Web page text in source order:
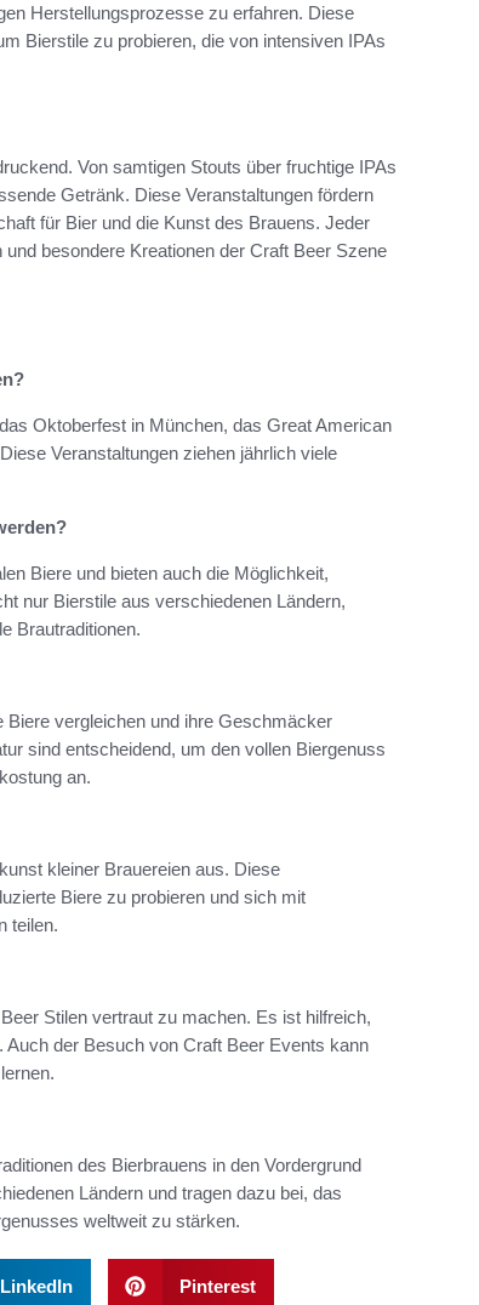
Herstellungsprozesse zu erfahren. Diese
Bierstile zu probieren, die von intensiven IPAs
Von samtigen Stouts über fruchtige IPAs
Getränk. Diese Veranstaltungen fördern
für Bier und die Kunst des Brauens. Jeder
besondere Kreationen der Craft Beer Szene
Oktoberfest in München, das Great American
Veranstaltungen ziehen jährlich viele
Biere und bieten auch die Möglichkeit,
nur Bierstile aus verschiedenen Ländern,
Brautraditionen.
vergleichen und ihre Geschmäcker
sind entscheidend, um den vollen Biergenuss
an.
kleiner Brauereien aus. Diese
Biere zu probieren und sich mit
teilen.
Stilen vertraut zu machen. Es ist hilfreich,
der Besuch von Craft Beer Events kann
des Bierbrauens in den Vordergrund
Ländern und tragen dazu bei, das
weltweit zu stärken.
LinkedIn Pinterest